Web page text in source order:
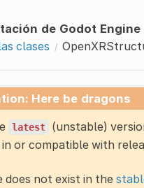
de Godot
clases
Here be dragons
latest
(unstable)
or compatible with
does not exist in the